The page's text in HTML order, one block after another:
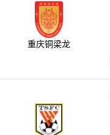
重庆铜梁龙